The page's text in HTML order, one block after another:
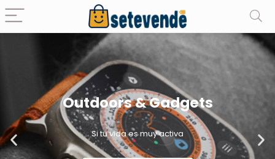
Outdoors & Gadgets
Si tu vida es muy activa